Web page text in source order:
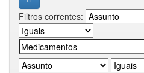
Filtros correntes: